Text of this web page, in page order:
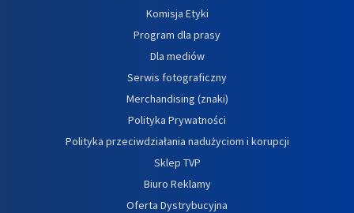
Komisja Etyki
Program dla prasy
Dla mediów
Serwis fotograficzny
Merchandising (znaki)
Polityka Prywatności
Polityka przeciwdziałania nadużyciom i korupcji
Sklep TVP
Biuro Reklamy
Oferta Dystrybucyjna